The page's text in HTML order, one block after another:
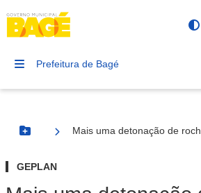
Prefeitura de Bagé
Botão Menu
Mais uma detonação de
GEPLAN